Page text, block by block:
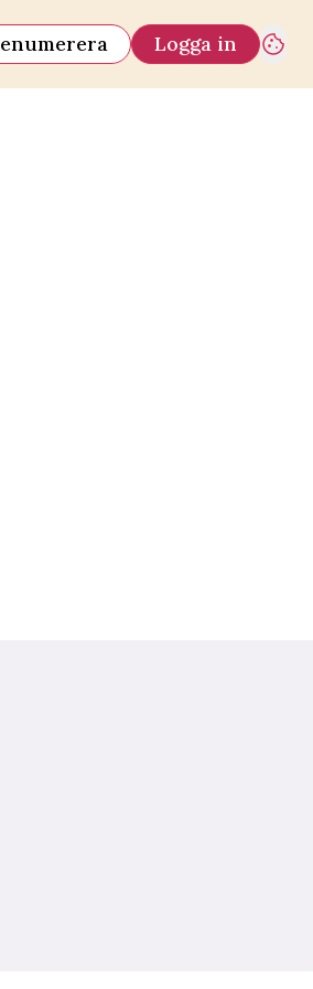
Logga in